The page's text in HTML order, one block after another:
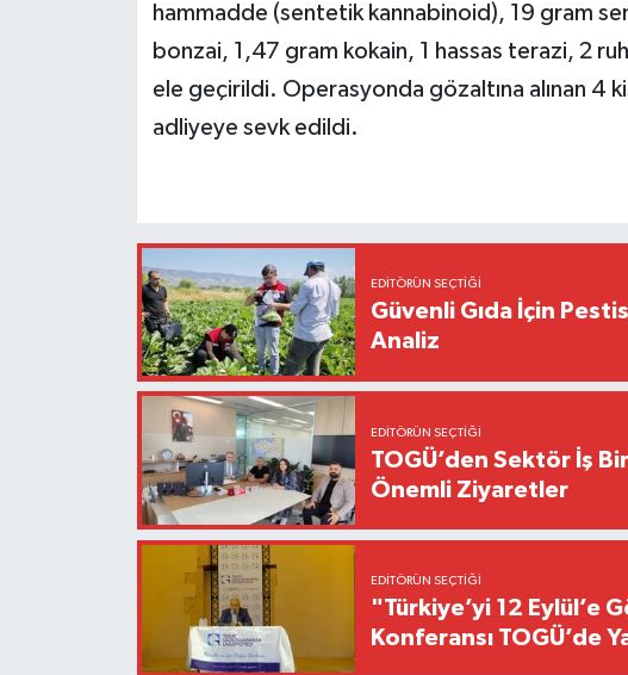
hammadde (sentetik kannabinoid), 19 gram
bonzai, 1,47 gram kokain, 1 hassas terazi, 2
ele geçirildi. Operasyonda gözaltına alınan 4
adliyeye sevk edildi.
EDITÖRÜN SEÇTIĞI
Güvenli Gıda İçin
Analiz
EDITÖRÜN SEÇTIĞI
TOGÜ’den Sektör İş
Önemli Ziyaretler
EDITÖRÜN SEÇTIĞI
"Türkiye’yi 12 Eylül’e
Konferansı TOGÜ’de